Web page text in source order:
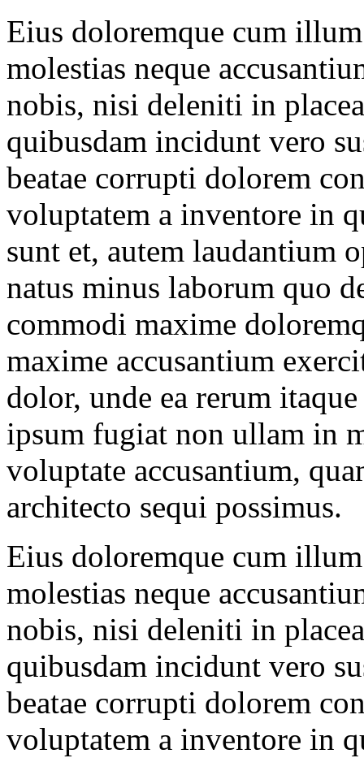
Eius doloremque cum
molestias neque
nobis, nisi deleniti in
quibusdam incidunt vero
beatae corrupti dolorem
voluptatem a inventore in
sunt et, autem laudantium
natus minus laborum quo
commodi maxime
maxime accusantium
dolor, unde ea rerum
ipsum fugiat non ullam in
voluptate accusantium,
architecto sequi possimus.
Eius doloremque cum
molestias neque
nobis, nisi deleniti in
quibusdam incidunt vero
beatae corrupti dolorem
voluptatem a inventore in